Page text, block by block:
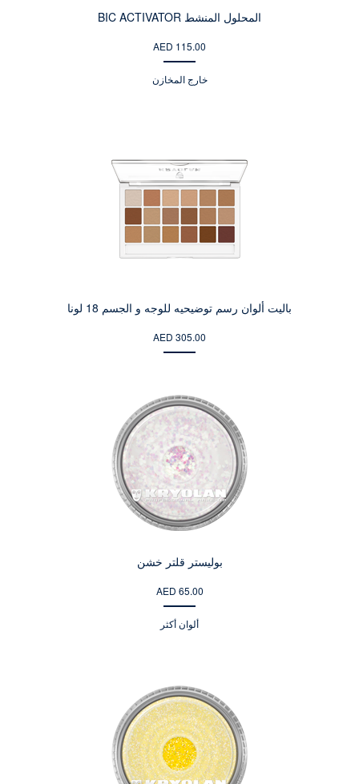
المحلول المنشط BIC ACTIVATOR
AED 115.00
خارج المخازن
باليت ألوان رسم توضيحيه للوجه و الجسم 18 لونا
AED 305.00
بوليستر قلتر خشن
AED 65.00
ألوان أكثر